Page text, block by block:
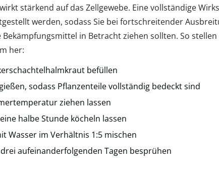
stärkend auf das Zellgewebe. Eine vollständige
werden, sodass Sie bei fortschreitender
in Betracht ziehen sollten. So stellen
her:
befüllen
sodass Pflanzenteile vollständig bedeckt sind
ziehen lassen
halbe Stunde köcheln lassen
Wasser im Verhältnis 1:5 mischen
aufeinanderfolgenden Tagen besprühen